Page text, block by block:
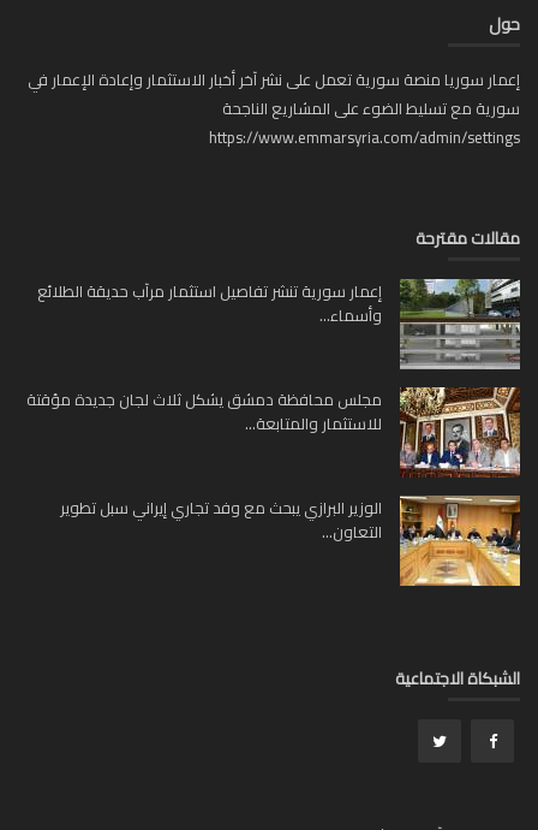
حول
إعمار سوريا منصة سورية تعمل على نشر آخر أخبار الاستثمار وإعادة الإعمار في
سورية مع تسليط الضوء على المشاريع الناجحة
https://www.emmarsyria.com/admin/settings
مقالات مقترحة
إعمار سورية تنشر تفاصيل استثمار مرآب حديقة الطلائع
وأسماء...
مجلس محافظة دمشق يشكل ثلاث لجان جديدة مؤقتة
للاستثمار والمتابعة...
الوزير البرازي يبحث مع وفد تجاري إيراني سبل تطوير
التعاون...
الشبكاة الاجتماعية